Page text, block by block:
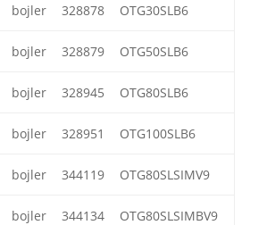
bojler 328878 OTG30SLB6
bojler 328879 OTG50SLB6
bojler 328945 OTG80SLB6
bojler 328951 OTG100SLB6
bojler 344119 OTG80SLSIMV9
bojler 344134 OTG80SLSIMBV9